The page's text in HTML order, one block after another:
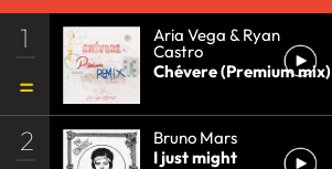
1 Aria Vega & Ryan
Castro
Chévere (Premium mix)
2
Bruno Mars
I just might